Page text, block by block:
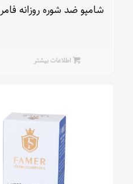
شامپو ضد شوره روزانه فامر 250 میلی لیتری
اطلاعات بیشتر